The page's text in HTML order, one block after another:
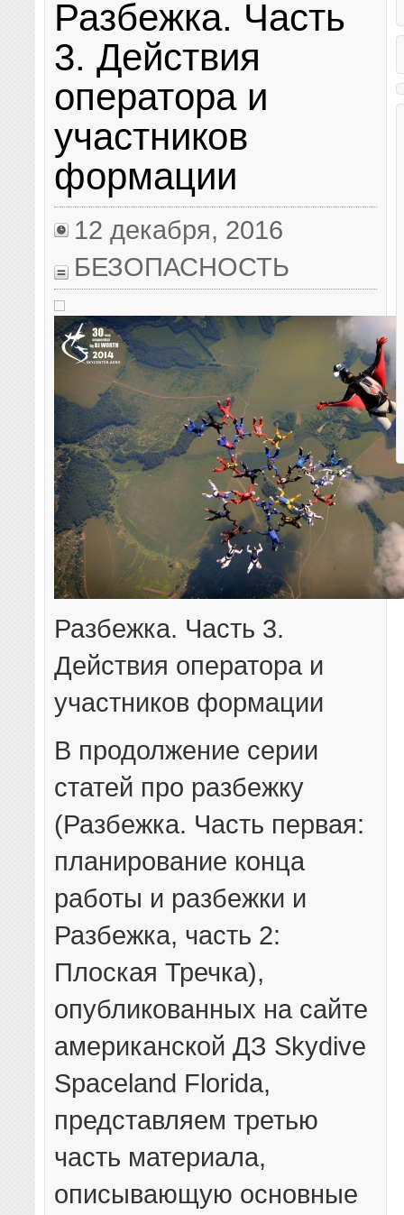
благополучно приземлившись в пустыне в
американском штате Нью-Мексико. Полет
продолжался около десяти минут, из них
пять парашютист находился в свободном
падении, а на высоте 1,5 километров над
трансляцией прыжка из стратосферы в
YouTube следило около 8 миллионов
парашютиста в падении превысила 1100
километров в час, однако официального
подтверждения, что Баумгартнер в прыжке
сумел превысить скорость звука (как
планировалось), пока нет.
соблюдение всех норм и
совершении этих прыжков
намного больше, чем при
прыжках. 1. Отделение.
рекомендуют
после 4000 метров,
метров).
Разбежка. Часть
3. Действия
оператора и
участников
формации
12 декабря, 2016
БЕЗОПАСНОСТЬ
Разбежка. Часть 3.
Действия оператора и
участников формации
В продолжение серии
статей про разбежку
(Разбежка. Часть первая:
планирование конца
работы и разбежки и
Разбежка, часть 2:
Плоская Тречка),
опубликованных на сайте
американской ДЗ Skydive
Spaceland Florida,
представляем третью
часть материала,
описывающую основные